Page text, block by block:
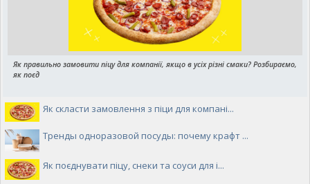
Як правильно замовити піцу для компанії, якщо в усіх різні смаки? Розбираємо,
як поєд
Як скласти замовлення з піци для компані...
Тренды одноразовой посуды: почему крафт ...
Як поєднувати піцу, снеки та соуси для і...